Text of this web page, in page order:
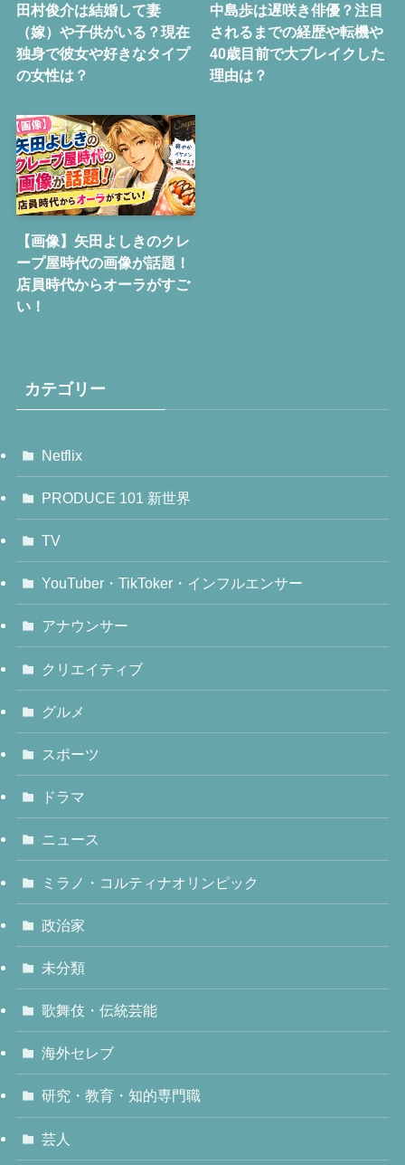
田村俊介は結婚して妻
（嫁）や子供がいる？現在
独身で彼女や好きなタイプ
の女性は？
中島歩は遅咲き俳優？注目
されるまでの経歴や転機や
40歳目前で大ブレイクした
理由は？
【画像】矢田よしきのクレ
ープ屋時代の画像が話題！
店員時代からオーラがすご
い！
カテゴリー
Netflix
PRODUCE 101 新世界
TV
YouTuber・TikToker・インフルエンサー
アナウンサー
クリエイティブ
グルメ
スポーツ
ドラマ
ニュース
ミラノ・コルティナオリンピック
政治家
未分類
歌舞伎・伝統芸能
海外セレブ
研究・教育・知的専門職
芸人